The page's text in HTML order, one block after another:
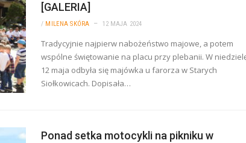
[GALERIA]
/ MILENA SKÓRA 12 MAJA 2024
Tradycyjnie najpierw nabożeństwo majowe, a potem
wspólne świętowanie na placu przy plebanii. W
12 maja odbyła się majówka u farorza w Starych
Siołkowicach. Dopisała…
Ponad setka motocykli na pikniku w